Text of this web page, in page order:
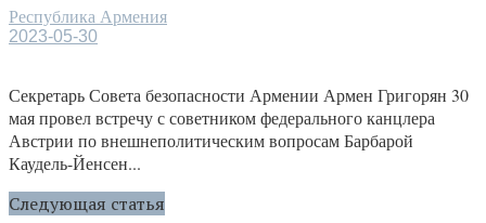
Республика Армения
2023-05-30
Секретарь Совета безопасности Армении Армен Григорян 30
мая провел встречу с советником федерального канцлера
Австрии по внешнеполитическим вопросам Барбарой
Каудель-Йенсен...
Следующая статья